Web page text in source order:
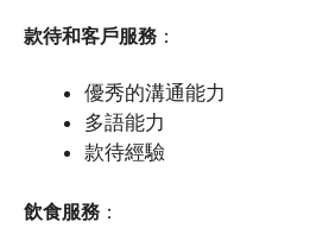
款待和客戶服務 ：
優秀的溝通能力
多語能力
款待經驗
飲食服務 ：